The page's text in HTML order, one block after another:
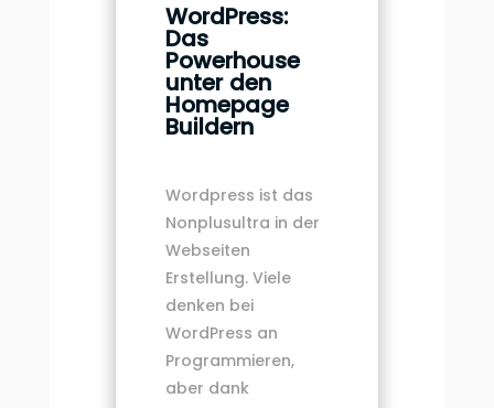
WordPress:
Das
Powerhouse
unter den
Homepage
Buildern
Wordpress ist das
Nonplusultra in der
Webseiten
Erstellung. Viele
denken bei
WordPress an
Programmieren,
aber dank